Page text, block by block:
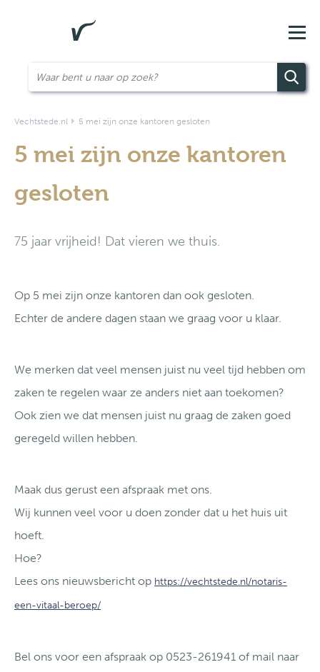
Vechtstede.nl 5 mei zijn onze kantoren gesloten
5 mei zijn onze kantoren
gesloten
75 jaar vrijheid! Dat vieren we thuis.
Op 5 mei zijn onze kantoren dan ook gesloten.
Echter de andere dagen staan we graag voor u klaar.
We merken dat veel mensen juist nu veel tijd hebben om
zaken te regelen waar ze anders niet aan toekomen?
Ook zien we dat mensen juist nu graag de zaken goed
geregeld willen hebben.
Maak dus gerust een afspraak met ons.
Wij kunnen veel voor u doen zonder dat u het huis uit
hoeft.
Hoe?
Lees ons nieuwsbericht op https://vechtstede.nl/notaris-
een-vitaal-beroep/
Bel ons voor een afspraak op 0523-261941 of mail naar